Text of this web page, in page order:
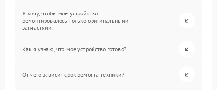
Я хочу, чтобы мое устройство
ремонтировалось только оригинальными
запчастями.
Как я узнаю, что мое устройство готово?
От чего зависит срок ремонта техники?